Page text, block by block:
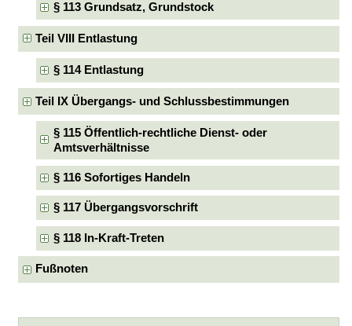
§ 113 Grundsatz, Grundstock
Teil VIII Entlastung
§ 114 Entlastung
Teil IX Übergangs- und Schlussbestimmungen
§ 115 Öffentlich-rechtliche Dienst- oder
Amtsverhältnisse
§ 116 Sofortiges Handeln
§ 117 Übergangsvorschrift
§ 118 In-Kraft-Treten
Fußnoten